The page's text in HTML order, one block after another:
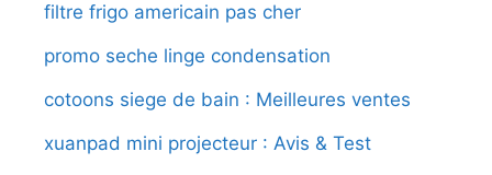
filtre frigo americain pas cher
promo seche linge condensation
cotoons siege de bain : Meilleures ventes
xuanpad mini projecteur : Avis & Test